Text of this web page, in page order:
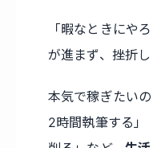
「暇なときにや
が進まず、挫折し
本気で稼ぎたい
2時間執筆する」